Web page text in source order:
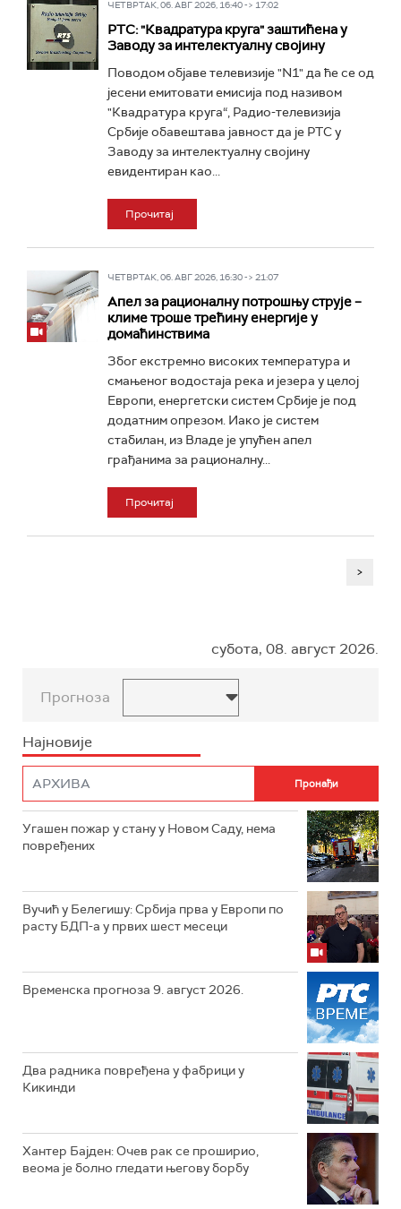
ЧЕТВРТАК, 06. АВГ 2026, 16:40 -> 17:02
РТС: "Квадратура круга" заштићена у
Заводу за интелектуалну својину
Поводом објаве телевизије "N1" да ће се од
јесени емитовати емисија под називом
"Квадратура круга“, Радио-телевизија
Србије обавештава јавност да је РТС у
Заводу за интелектуалну својину
евидентиран као...
Прочитај
ЧЕТВРТАК, 06. АВГ 2026, 16:30 -> 21:07
Апел за рационалну потрошњу струје –
климе троше трећину енергије у
домаћинствима
Због екстремно високих температура и
смањеног водостаја река и језера у целој
Европи, енергетски систем Србије је под
додатним опрезом. Иако је систем
стабилан, из Владе је упућен апел
грађанима за рационалну...
Прочитај
>
субота, 08. август 2026.
Прогноза
Најновије
Угашен пожар у стану у Новом Саду, нема
повређених
Вучић у Белегишу: Србија прва у Европи по
расту БДП-а у првих шест месеци
Временска прогноза 9. август 2026.
Два радника повређена у фабрици у
Кикинди
Хантер Бајден: Очев рак се проширио,
веома је болно гледати његову борбу